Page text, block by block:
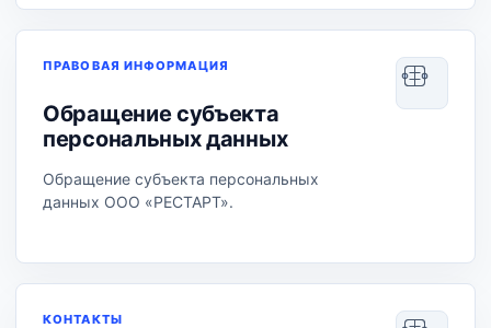
ПРАВОВАЯ ИНФОРМАЦИЯ
Обращение субъекта
персональных данных
Обращение субъекта персональных
данных ООО «РЕСТАРТ».
КОНТАКТЫ